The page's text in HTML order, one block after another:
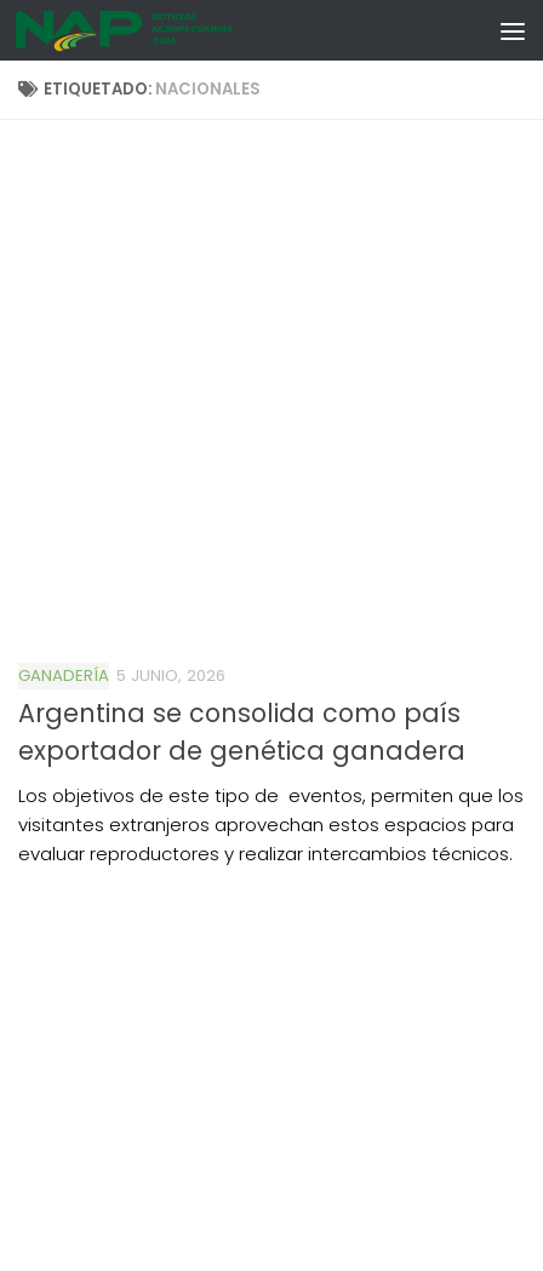
Skip to content
ETIQUETADO: NACIONALES
GANADERÍA 5 JUNIO, 2026
Argentina se consolida como país
exportador de genética ganadera
Los objetivos de este tipo de eventos, permiten que los
visitantes extranjeros aprovechan estos espacios para
evaluar reproductores y realizar intercambios técnicos.